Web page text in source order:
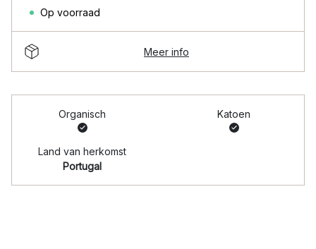
Op voorraad
Meer info
Organisch Katoen
Land van herkomst
Portugal